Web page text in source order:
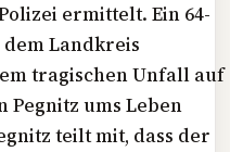
ermittelt. Ein 64-
Landkreis
tragischen Unfall auf
Pegnitz ums Leben
teilt mit, dass der